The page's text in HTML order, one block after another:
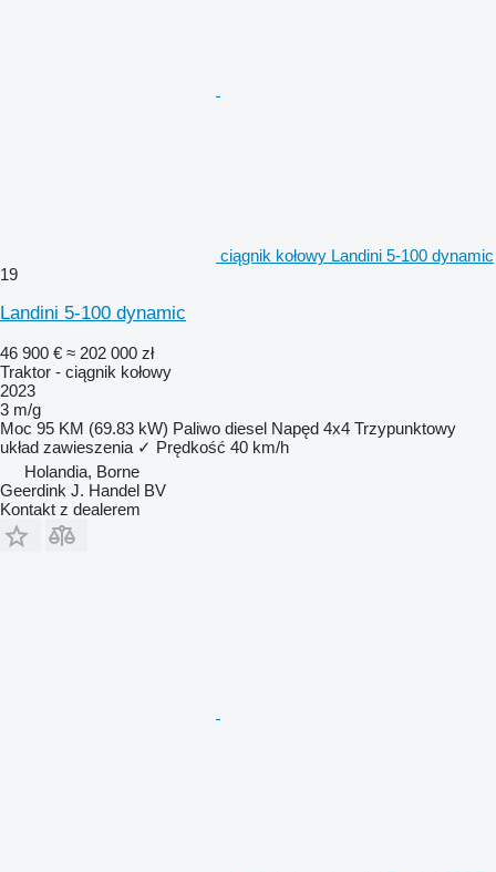
ciągnik kołowy Landini 5-100 dynamic
19
Landini 5-100 dynamic
46 900 € ≈ 202 000 zł
Traktor - ciągnik kołowy
2023
3 m/g
Moc 95 KM (69.83 kW) Paliwo diesel Napęd 4x4 Trzypunktowy
układ zawieszenia ✓ Prędkość 40 km/h
Holandia, Borne
Geerdink J. Handel BV
Kontakt z dealerem